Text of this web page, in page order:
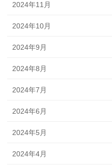
2024年11月
2024年10月
2024年9月
2024年8月
2024年7月
2024年6月
2024年5月
2024年4月